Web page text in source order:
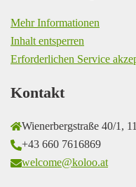
Mehr Informationen
Inhalt entsperren
Erforderlichen Service
Kontakt
Wienerbergstraße 40/1,
+43 660 7616869
welcome@koloo.at